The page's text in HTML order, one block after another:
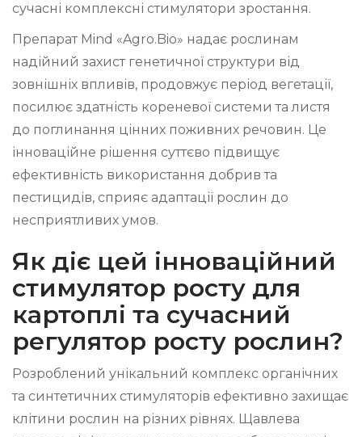
сучасні комплексні стимулятори зростання.
Препарат Mind «Agro.Bio» надає рослинам
надійний захист генетичної структури від
зовнішніх впливів, продовжує період вегетації,
посилює здатність кореневої системи та листя
до поглинання цінних поживних речовин. Це
інноваційне рішення суттєво підвищує
ефективність використання добрив та
пестицидів, сприяє адаптації рослин до
несприятливих умов.
Як діє цей інноваційний
стимулятор росту для
картоплі та сучасний
регулятор росту рослин?
Розроблений унікальний комплекс органічних
та синтетичних стимуляторів ефективно захищає
клітини рослин на різних рівнях. Щавлева